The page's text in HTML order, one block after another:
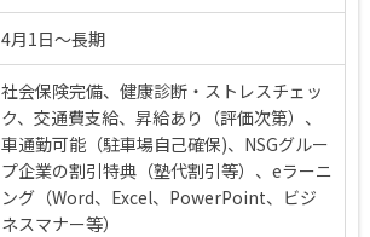
4月1日～長期
社会保険完備、健康診断・ストレスチェッ
ク、交通費支給、昇給あり（評価次第）、
車通勤可能（駐車場自己確保)、NSGグルー
プ企業の割引特典（塾代割引等）、eラーニ
ング（Word、Excel、PowerPoint、ビジ
ネスマナー等）